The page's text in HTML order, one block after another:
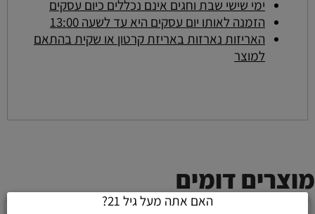
ימי שישי שבת וחגים אינם נכללים כיום עסקים
הזמנה לאותו יום עסקים היא עד לשעה 13:00
האריזות נארזות באריזת קרטון או שקית בהתאם
למוצר
מוצרים דומים
האם אתה מעל גיל 21?